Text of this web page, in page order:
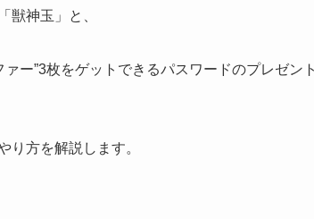
獣神玉」と、
ー”3枚をゲットできるパスワードのプレゼン
り方を解説します。